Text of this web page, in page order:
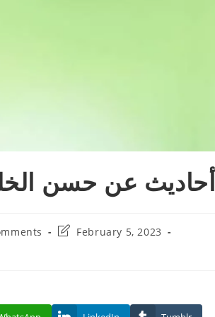
أحاديث عن حسن
PostFebruary 5, 2023